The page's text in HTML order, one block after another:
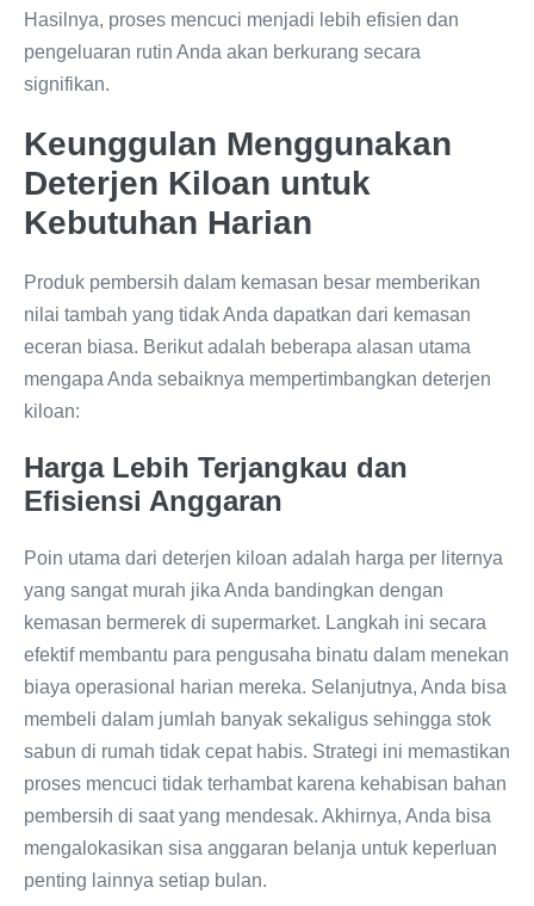
Hasilnya, proses mencuci menjadi lebih efisien dan
pengeluaran rutin Anda akan berkurang secara
signifikan.
Keunggulan Menggunakan
Deterjen Kiloan untuk
Kebutuhan Harian
Produk pembersih dalam kemasan besar memberikan
nilai tambah yang tidak Anda dapatkan dari kemasan
eceran biasa. Berikut adalah beberapa alasan utama
mengapa Anda sebaiknya mempertimbangkan deterjen
kiloan:
Harga Lebih Terjangkau dan
Efisiensi Anggaran
Poin utama dari deterjen kiloan adalah harga per liternya
yang sangat murah jika Anda bandingkan dengan
kemasan bermerek di supermarket. Langkah ini secara
efektif membantu para pengusaha binatu dalam menekan
biaya operasional harian mereka. Selanjutnya, Anda bisa
membeli dalam jumlah banyak sekaligus sehingga stok
sabun di rumah tidak cepat habis. Strategi ini memastikan
proses mencuci tidak terhambat karena kehabisan bahan
pembersih di saat yang mendesak. Akhirnya, Anda bisa
mengalokasikan sisa anggaran belanja untuk keperluan
penting lainnya setiap bulan.